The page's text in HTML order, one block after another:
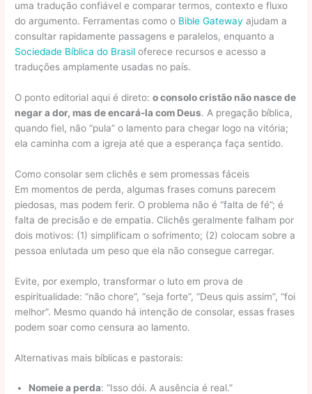
uma tradução confiável e comparar termos, contexto e fluxo
do argumento. Ferramentas como o Bible Gateway ajudam a
consultar rapidamente passagens e paralelos, enquanto a
Sociedade Bíblica do Brasil oferece recursos e acesso a
traduções amplamente usadas no país.
O ponto editorial aqui é direto:o consolo cristão não nasce de
negar a dor, mas de encará-la com Deus. A pregação bíblica,
quando fiel, não “pula” o lamento para chegar logo na vitória;
ela caminha com a igreja até que a esperança faça sentido.
Como consolar sem clichês e sem promessas fáceis
Em momentos de perda, algumas frases comuns parecem
piedosas, mas podem ferir. O problema não é “falta de fé”; é
falta de precisão e de empatia. Clichês geralmente falham por
dois motivos: (1) simplificam o sofrimento; (2) colocam sobre a
pessoa enlutada um peso que ela não consegue carregar.
Evite, por exemplo, transformar o luto em prova de
espiritualidade: “não chore”, “seja forte”, “Deus quis assim”, “foi
melhor”. Mesmo quando há intenção de consolar, essas frases
podem soar como censura ao lamento.
Alternativas mais bíblicas e pastorais:
Nomeie a perda: “Isso dói. A ausência é real.”